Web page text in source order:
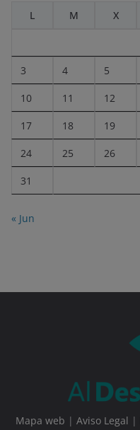
L
M X
3 4 5
10 11 12
17 18 19
24 25 26
31
« Jun
Mapa web | Aviso Legal |